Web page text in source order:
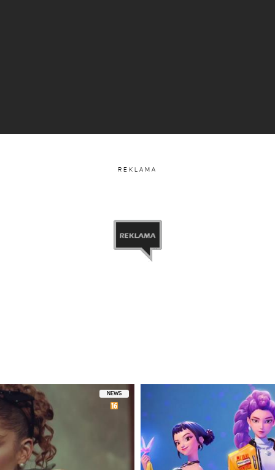
REKLAMA
NEWS